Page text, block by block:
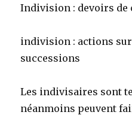
Indivision : devoirs de
indivision : actions
successions
Les indivisaires sont
néanmoins peuvent